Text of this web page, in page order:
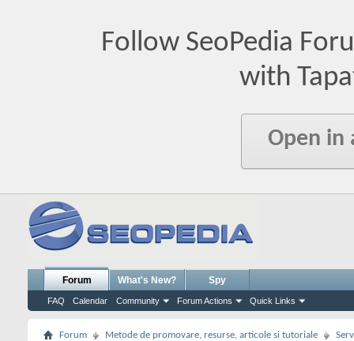
Follow SeoPedia
with
Open in
Forum
FAQ Calendar Community Forum Actions Quick Links
What's New? Spy
Forum Metode de promovare, resurse, articole si tutoriale